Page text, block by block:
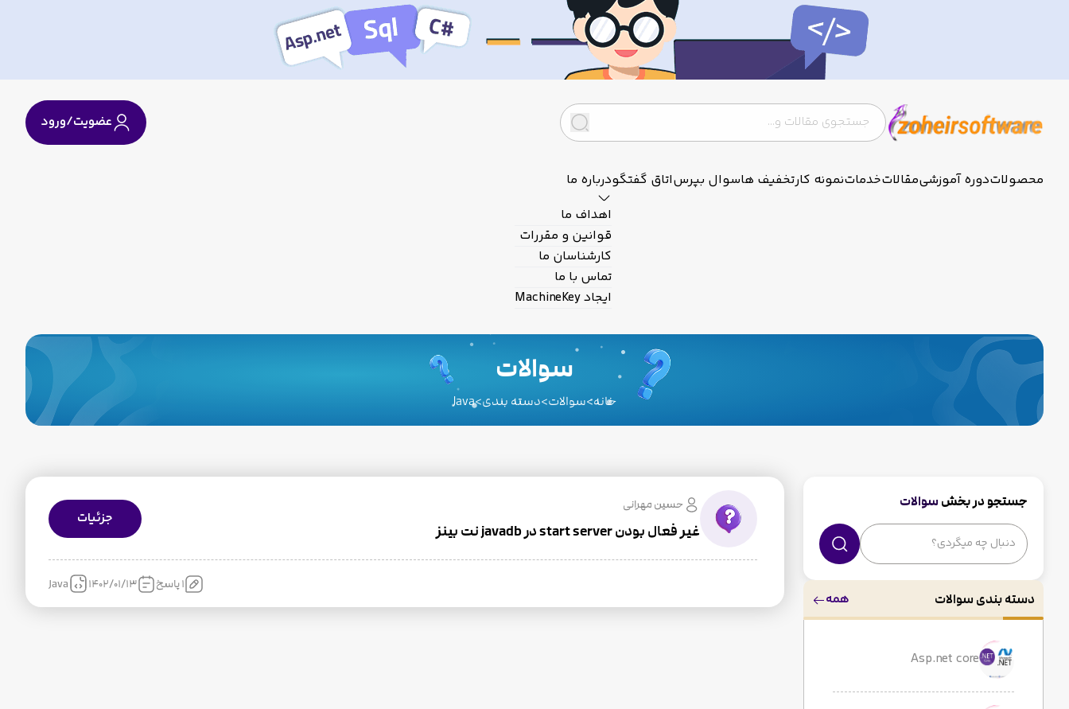
عضویت/ورود
محصولاتدوره آموزشیمقالاتخدماتنمونه کارتخفیف هاسوال بپرساتاق گفتگودرباره ما
اهداف ما
قوانین و مقررات
کارشناسان ما
تماس با ما
ایجاد MachineKey
سوالات
خانه>سوالات>دسته بندی>
Java
جستجو در بخشسوالات
دسته بندی سوالات همه
Asp.net core
حسین مهرانی
غیر فعال بودن start server در javadb نت بینز
جزئیات
1 پاسخ 1402/01/13
Java